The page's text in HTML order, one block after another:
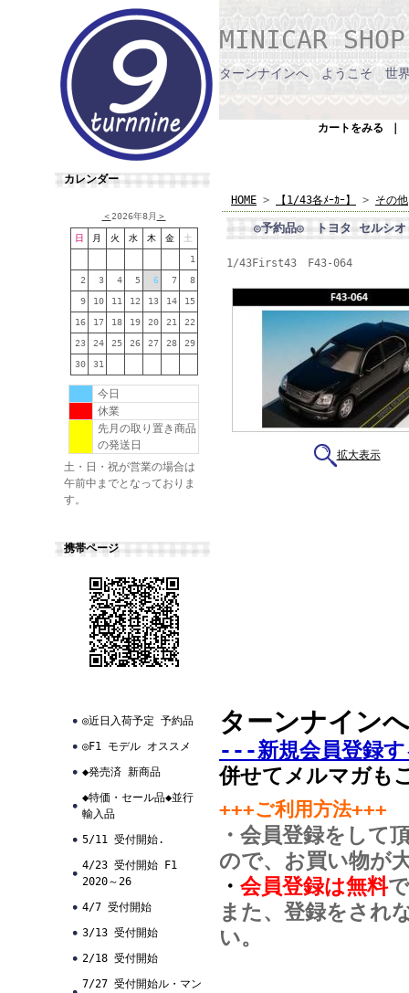
MINICAR
ターンナインへ ようこそ 世界
カートをみる
カレンダー
＜2026年8月 ＞
日 月 火 水 木 金 土
1
2 3 4 5 6 7 8
9 10 11 12 13 14 15
16 17 18 19 20 21 22
23 24 25 26 27 28 29
30 31
今日
休業
先月の取り置き商品
の発送日
土・日・祝が営業の場合は
午前中までとなっておりま
す。
携帯ページ
◎近日入荷予定 予約品
◎F1 モデル オススメ
◆発売済 新商品
◆特価・セール品◆並行
輸入品
5/11 受付開始.
4/23 受付開始 F1
2020～26
4/7 受付開始
3/13 受付開始
2/18 受付開始
7/27 受付開始ル・マン
HOME > 【1/43各ﾒｰｶｰ】 > その他
◎予約品◎ トヨタ セルシ
1/43First43 F43-064
拡大表示
ターンナイン
---新規会員登録
併せてメルマガも
+++ご利用方法+++
・会員登録をして
ので、お買い物が
・ 会員登録は無料
また、登録をされ
い。